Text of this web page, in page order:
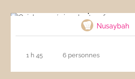
Nusaybah
1 h 45 6 personnes